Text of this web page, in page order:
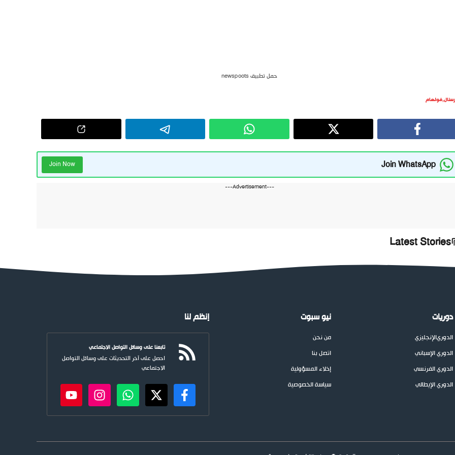
حمل تطبيق newspoots
,فولهام
Join WhatsApp
Join Now
---Advertisement---
Latest Stories
دوريات
الدوريالإنجليزي
الدوري الإسباني
الدوري الفرنسي
الدوري الإيطالي
نيو سبوت
من نحن
اتصل بنا
إخلاء المسؤولية
سياسة الخصوصية
إنظم لنا
تابعنا على وسائل التواصل الاجتماعي
احصل على آخر التحديثات على وسائل التواصل
الاجتماعي